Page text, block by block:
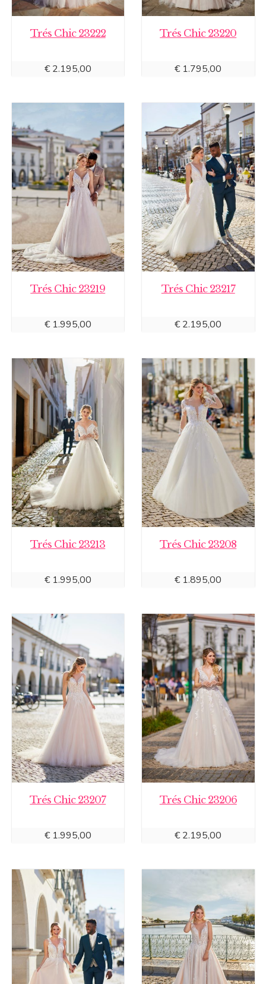
Trés Chic 23222
€2.195,00
Trés Chic 23220
€1.795,00
Trés Chic 23219
€1.995,00
Trés Chic 23217
€2.195,00
Trés Chic 23213
€1.995,00
Trés Chic 23208
€1.895,00
Trés Chic 23207
€1.995,00
Trés Chic 23206
€2.195,00